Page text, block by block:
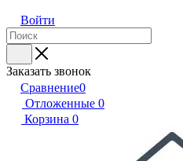
Войти
Заказать звонок
Сравнение0
Отложенные 0
Корзина 0